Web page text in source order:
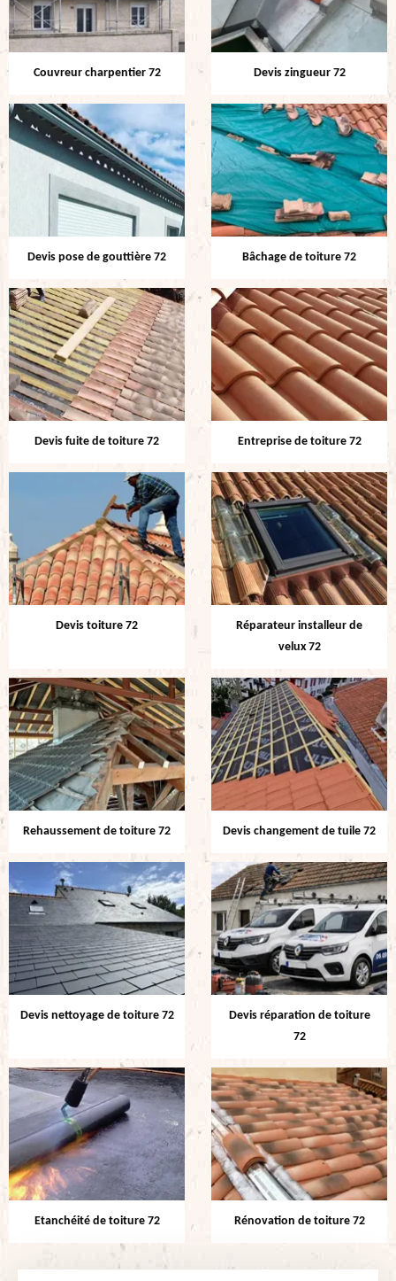
Couvreur charpentier 72 Devis zingueur 72
Devis pose de gouttière 72 Bâchage de toiture 72
Devis fuite de toiture 72 Entreprise de toiture 72
Devis toiture 72
Réparateur installeur de
velux 72
Rehaussement de toiture 72 Devis changement de tuile 72
Devis nettoyage de toiture 72
Devis réparation de toiture
72
Etanchéité de toiture 72 Rénovation de toiture 72